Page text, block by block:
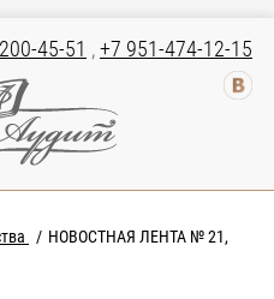
45-51 ,+7 951-474-12-15
НОВОСТНАЯ ЛЕНТА № 21,